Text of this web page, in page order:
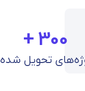
300
+
تحویل شده